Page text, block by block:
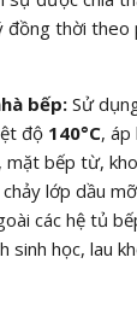
đồng thời theo
bếp:Sử
độ 140°C, áp
bếp từ,
lớp dầu
các hệ tủ
sinh học, lau